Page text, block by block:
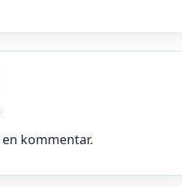
kommentar.